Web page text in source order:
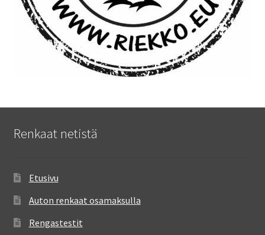
Renkaat netistä
Etusivu
Auton renkaat osamaksulla
Rengastestit